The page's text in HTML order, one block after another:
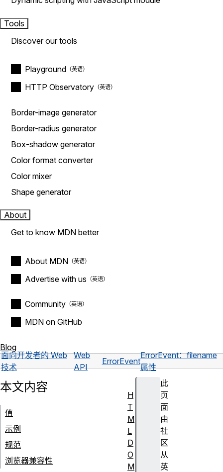
Tools
Discover our tools
Playground
HTTP Observatory
Border-image generator
Border-radius generator
Box-shadow generator
Color format converter
Color mixer
Shape generator
About
Get to know MDN better
About MDN
Advertise with us
Community
MDN on GitHub
Blog
面向开发者的 Web
技术
Web
API
ErrorEvent
ErrorEvent：filename
属性
此
页
面
由
社
区
从
英
本文内容
值
示例
规范
浏览器兼容性
H
T
M
L
D
O
M